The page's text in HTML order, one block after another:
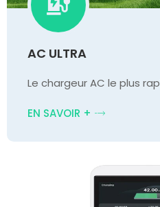
AC ULTRA
Le chargeur AC le plus
EN SAVOIR +